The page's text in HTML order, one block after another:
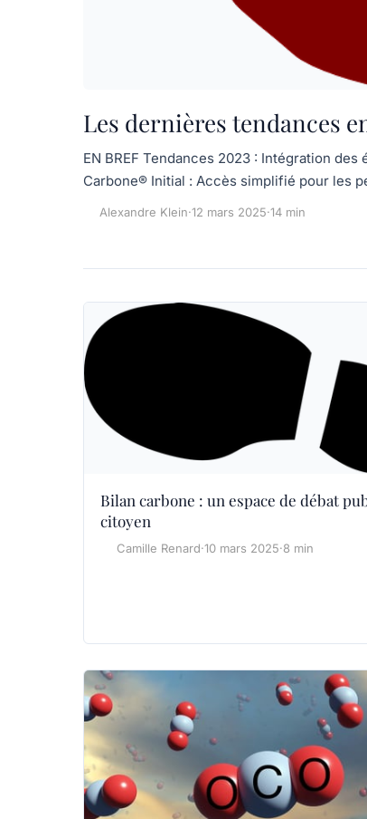
Les dernières tendances
EN BREF Tendances 2023 : Intégration
Carbone® Initial : Accès simplifié pour les
Alexandre Klein·12 mars 2025·14 min
Bilan carbone : un espace de débat
citoyen
Camille Renard·10 mars 2025·8 min